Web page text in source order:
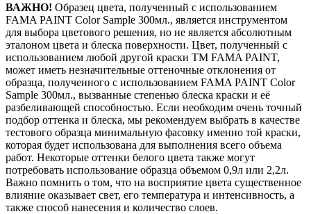
ВАЖНО! Образец цвета, полученный с использованием
FAMA PAINT Color Sample 300мл., является инструментом
для выбора цветового решения, но не является абсолютным
эталоном цвета и блеска поверхности. Цвет, полученный с
использованием любой другой краски ТМ FAMA PAINT,
может иметь незначительные оттеночные отклонения от
образца, полученного с использованием FAMA PAINT Color
Sample 300мл., вызванные степенью блеска краски и её
разбеливающей способностью. Если необходим очень точный
подбор оттенка и блеска, мы рекомендуем выбрать в качестве
тестового образца минимальную фасовку именно той краски,
которая будет использована для выполнения всего объема
работ. Некоторые оттенки белого цвета также могут
потребовать использование образца объемом 0,9л или 2,2л.
Важно помнить о том, что на восприятие цвета существенное
влияние оказывает свет, его температура и интенсивность, а
также способ нанесения и количество слоев.